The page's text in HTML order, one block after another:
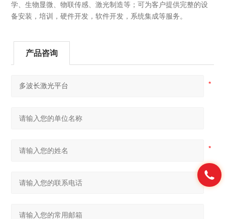
学、生物显微、物联传感、激光制造等；可为客户提供完整的设
备安装，培训，硬件开发，软件开发，系统集成等服务。
产品咨询